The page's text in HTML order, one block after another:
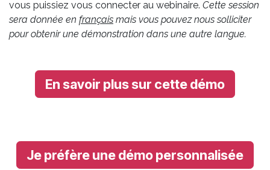
vous puissiez vous connecter au webinaire. Cette session
sera donnée en français mais vous pouvez nous solliciter
pour obtenir une démonstration dans une autre langue.
En savoir plus sur cette démo
Je préfère une démo personnalisée